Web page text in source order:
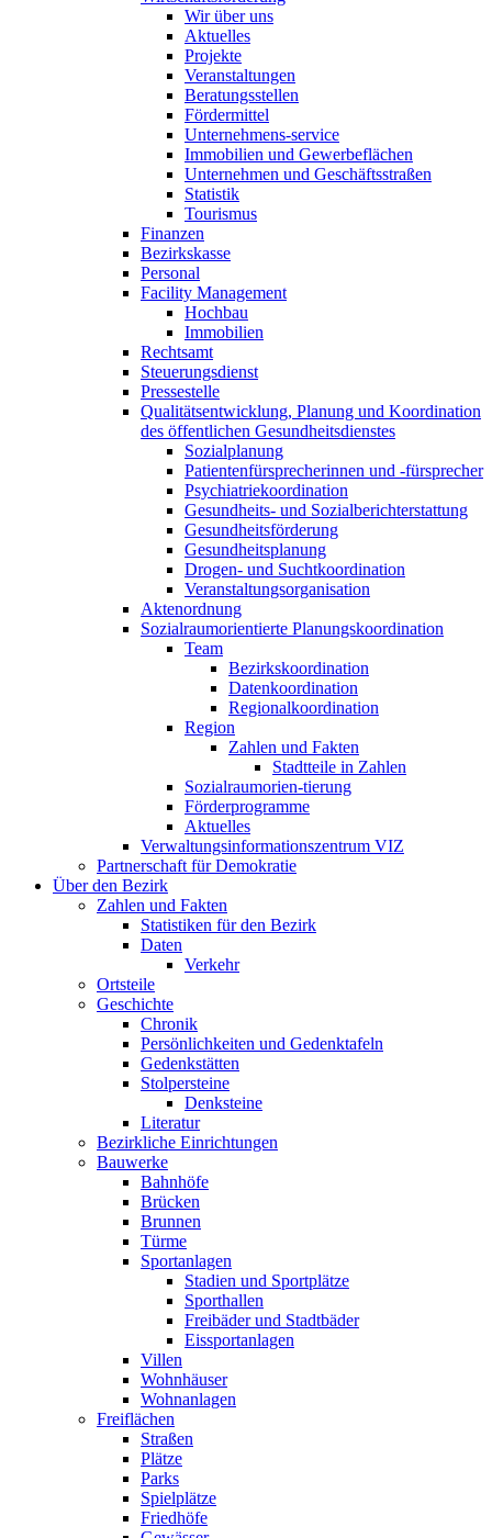
Wir über uns
Aktuelles
Projekte
Veranstaltungen
Beratungsstellen
Fördermittel
Unternehmens-service
Immobilien und Gewerbeflächen
Unternehmen und Geschäfts­straßen
Statistik
Tourismus
Finanzen
Bezirkskasse
Personal
Facility Management
Hochbau
Immobilien
Rechtsamt
Steuerungs­dienst
Pressestelle
Qualitäts­entwicklung, Planung und Koordination
des öffentlichen Gesundheits­dienstes
Sozialplanung
Patienten­für­sprecher­innen und -fürsprecher
Psychiatrie­koordination
Gesundheits- und Sozial­bericht­erstattung
Gesundheits­förderung
Gesundheitsplanung
Drogen- und Sucht­koordination
Veranstaltungs­organisation
Aktenordnung
Sozialraum­orientierte Planungs­koordination
Team
Bezirkskoordination
Datenkoordination
Regionalkoordination
Region
Zahlen und Fakten
Stadtteile in Zahlen
Sozialraumorien-tierung
Förderprogramme
Aktuelles
Verwaltungs­informations­zentrum VIZ
Partnerschaft für Demokratie
Über den Bezirk
Zahlen und Fakten
Statistiken für den Bezirk
Daten
Verkehr
Ortsteile
Geschichte
Chronik
Persönlichkeiten und Gedenktafeln
Gedenkstätten
Stolpersteine
Denksteine
Literatur
Bezirkliche Einrichtungen
Bauwerke
Bahnhöfe
Brücken
Brunnen
Türme
Sportanlagen
Stadien und Sportplätze
Sporthallen
Freibäder und Stadtbäder
Eissportanlagen
Villen
Wohnhäuser
Wohnanlagen
Freiflächen
Straßen
Plätze
Parks
Spielplätze
Friedhöfe